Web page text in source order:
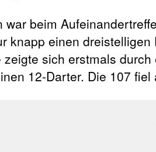
war beim
knapp einen
sich erstmals
12-Darter. Die 107